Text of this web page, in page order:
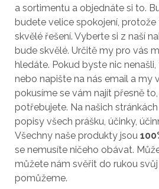
a sortimentu a objednáte si to.
budete velice spokojení, protože
skvělé řešení. Vyberte si z naší
bude skvělé. Určitě my pro vás
hledáte. Pokud byste nic
nebo napište na nás email a my
pokusíme se vám najít přesně
potřebujete. Na našich
popisy všech prášku, účinky,
Všechny naše produkty jsou
se nemusíte ničeho obávat.
můžete nám svěřit do rukou
pomůžeme.